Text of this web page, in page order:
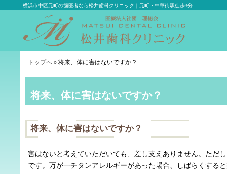
将来、体に害はないですか？
横浜市中区元町の歯医者なら松井歯科クリニック｜元町・中華街駅徒歩3分
トップへ » 将来、体に害はないですか？
将来、体に害はないですか？
害はないと考えていただいても、差し支えありません。ただ
です。万が一チタンアレルギーがあった場合、しばらくする